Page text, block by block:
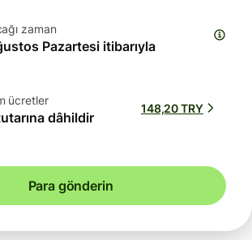
zaman
Pazartesi itibarıyla
ücretler
dâhildir
148,20 TRY
Para gönderin